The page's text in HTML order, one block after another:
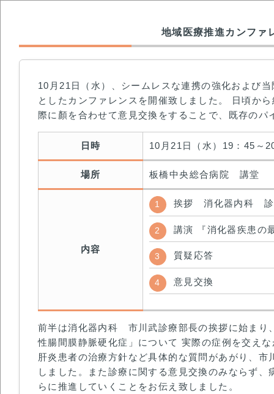
地域医療推進カンファ
10月21日（水）、シームレスな連携の強化および
としたカンファレンスを開催致しました。 日頃か
際に顏を合わせて意見交換をすることで、既存の
日時 10月21日（水）19：45～
場所 板橋中央総合病院 講堂
内容
挨拶 消化器内科
講演 『消化器疾患
質疑応答
意見交換
前半は消化器内科 市川武診療部長の挨拶に始まり
性腸間膜静脈硬化症」について 実際の症例を交え
肝炎患者の治療方針など具体的な質問があがり、
しました。また診療に関する意見交換のみならず
らに推進していくことをお伝え致しました。